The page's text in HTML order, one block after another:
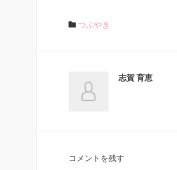
つぶやき
志賀 育恵
コメントを残す